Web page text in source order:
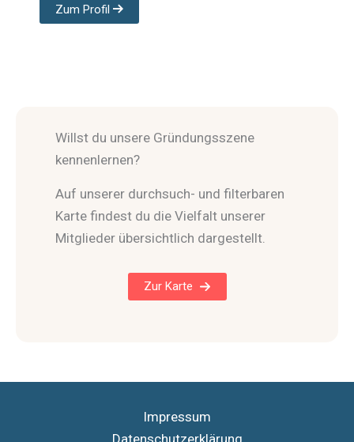
Zum Profil
Willst du unsere Gründungsszene
kennenlernen?
Auf unserer durchsuch- und filterbaren
Karte findest du die Vielfalt unserer
Mitglieder übersichtlich dargestellt.
Zur Karte
Impressum
Datenschutzerklärung